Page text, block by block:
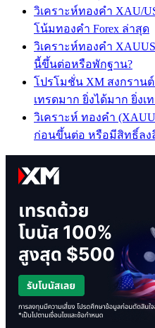
วิเคราะห์ทองคำ XAU/
โน้มทองคำ Forex ล่าสุด
วิเคราะห์ทองคำ
นี้ขึ้นต่อหรือพักฐาน?
โปรโมชั่น XM สงกรานต์
เทรดมาก ยิ่งได้มาก ยิ่งเ
วิเคราะห์ ทองคำ
ก่อนขึ้นต่อ หรือมีสิทธิ์ลง